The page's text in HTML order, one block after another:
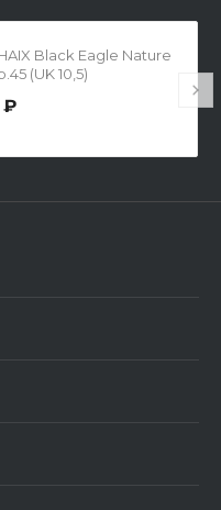
Black Eagle Nature
(UK 10,5)
₽